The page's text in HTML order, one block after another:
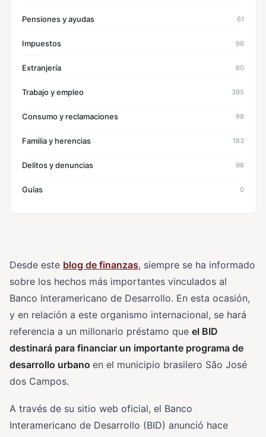
Pensiones y ayudas 61
Impuestos 96
Extranjería 60
Trabajo y empleo 395
Consumo y reclamaciones 98
Familia y herencias 183
Delitos y denuncias 96
Guías 0
Desde este blog de finanzas, siempre se ha informado
sobre los hechos más importantes vinculados al
Banco Interamericano de Desarrollo. En esta ocasión,
y en relación a este organismo internacional, se hará
referencia a un millonario préstamo que el BID
destinará para financiar un importante programa de
desarrollo urbano en el municipio brasilero São José
dos Campos.
A través de su sitio web oficial, el Banco
Interamericano de Desarrollo (BID) anunció hace